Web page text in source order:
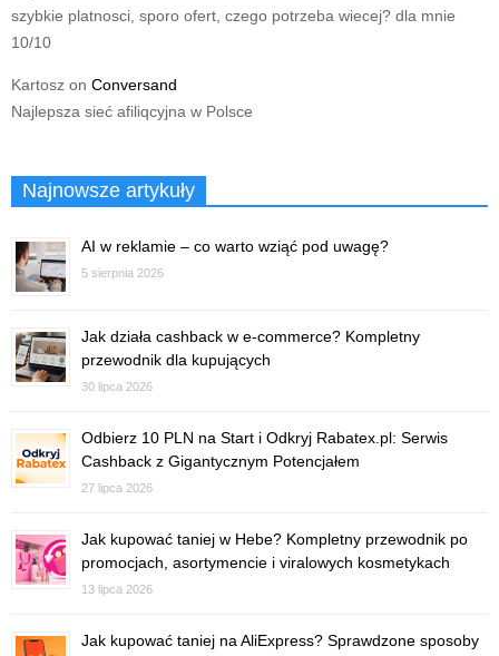
szybkie platnosci, sporo ofert, czego potrzeba wiecej? dla mnie
10/10
Kartosz on Conversand
Najlepsza sieć afiliqcyjna w Polsce
Najnowsze artykuły
AI w reklamie – co warto wziąć pod uwagę?
5 sierpnia 2026
Jak działa cashback w e-commerce? Kompletny
przewodnik dla kupujących
30 lipca 2026
Odbierz 10 PLN na Start i Odkryj Rabatex.pl: Serwis
Cashback z Gigantycznym Potencjałem
27 lipca 2026
Jak kupować taniej w Hebe? Kompletny przewodnik po
promocjach, asortymencie i viralowych kosmetykach
13 lipca 2026
Jak kupować taniej na AliExpress? Sprawdzone sposoby